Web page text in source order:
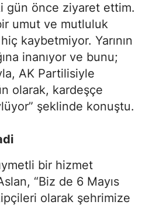
gün önce ziyaret ettim.
umut ve mutluluk
kaybetmiyor. Yarının
inanıyor ve bunu;
AK Partilisiyle
olarak, kardeşçe
şeklinde konuştu.
bir hizmet
“Biz de 6 Mayıs
olarak şehrimize